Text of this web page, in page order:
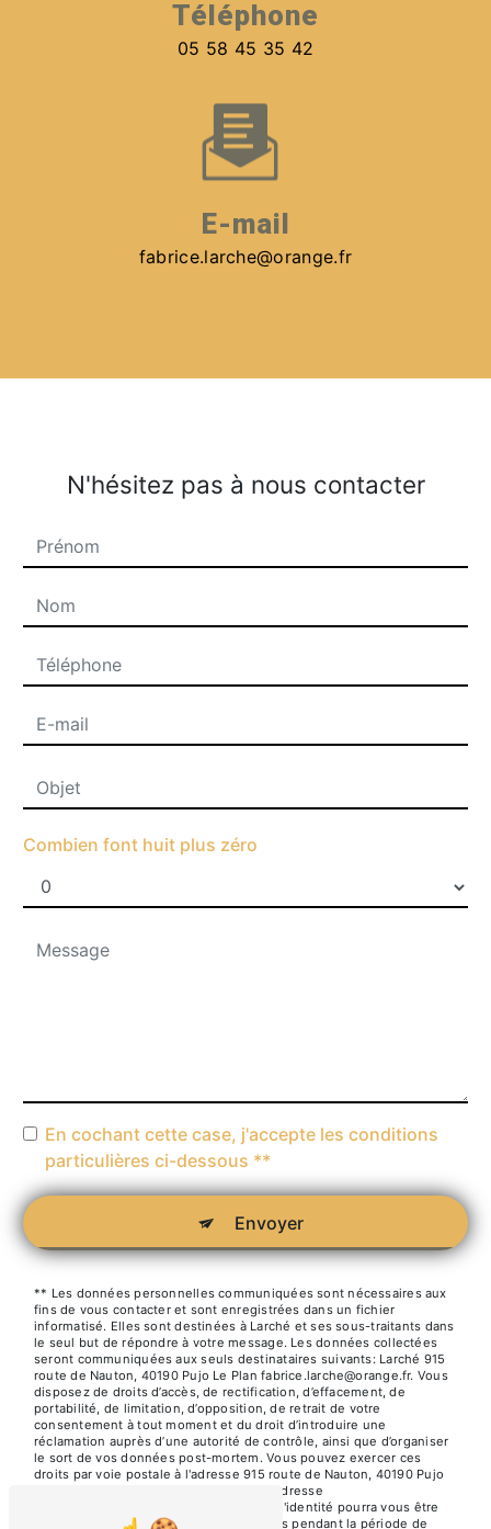
Téléphone
05 58 45 35 42
E-mail
fabrice.larche@orange.fr
N'hésitez pas à nous contacter
Combien font huit plus zéro
En cochant cette case, j'accepte les conditions
particulières ci-dessous **
Envoyer
** Les données personnelles communiquées sont nécessaires aux
fins de vous contacter et sont enregistrées dans un fichier
informatisé. Elles sont destinées à Larché et ses sous-traitants dans
le seul but de répondre à votre message. Les données collectées
seront communiquées aux seuls destinataires suivants: Larché 915
route de Nauton, 40190 Pujo Le Plan fabrice.larche@orange.fr. Vous
disposez de droits d’accès, de rectification, d’effacement, de
portabilité, de limitation, d’opposition, de retrait de votre
consentement à tout moment et du droit d’introduire une
réclamation auprès d’une autorité de contrôle, ainsi que d’organiser
le sort de vos données post-mortem. Vous pouvez exercer ces
droits par voie postale à l'adresse 915 route de Nauton, 40190 Pujo
Le Plan ou par courrier électronique à l'adresse
fabrice.larche@orange.fr. Un justificatif d'identité pourra vous être
demandé. Nous conservons vos données pendant la période de